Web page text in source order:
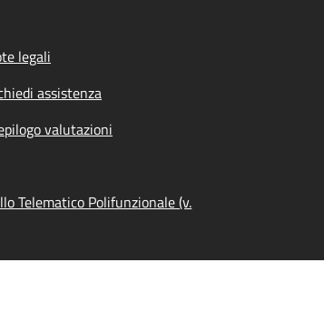
legali
assistenza
valutazioni
Telematico Polifunzionale (v.